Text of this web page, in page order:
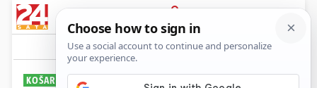
PRIJAVA
Galerija Komentari
KOŠARKAŠKA ELITA